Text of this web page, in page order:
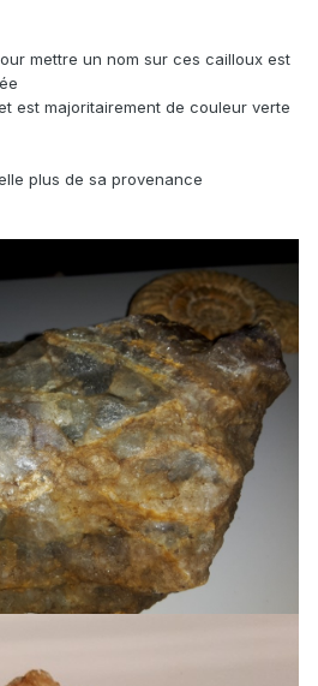
mettre un nom sur ces cailloux est
est majoritairement de couleur verte
plus de sa provenance